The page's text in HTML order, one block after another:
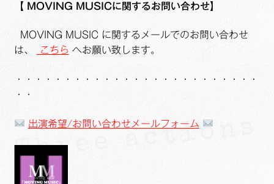
【 MOVING MUSICに関するお問い合わせ】
MOVING MUSIC に関するメールでのお問い合わせ
は、
こちら へお願い致します。
・・・・・・・・・・・・・・・・・・・・・・・・・
・・
出演希望/お問い合わせメールフォーム